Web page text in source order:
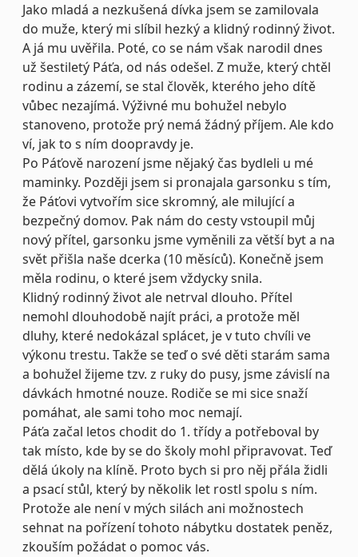
Jako mladá a nezkušená dívka jsem se zamilovala
do muže, který mi slíbil hezký a klidný rodinný život.
A já mu uvěřila. Poté, co se nám však narodil dnes
už šestiletý Páťa, od nás odešel. Z muže, který chtěl
rodinu a zázemí, se stal člověk, kterého jeho dítě
vůbec nezajímá. Výživné mu bohužel nebylo
stanoveno, protože prý nemá žádný příjem. Ale kdo
ví, jak to s ním doopravdy je.
Po Páťově narození jsme nějaký čas bydleli u mé
maminky. Později jsem si pronajala garsonku s tím,
že Páťovi vytvořím sice skromný, ale milující a
bezpečný domov. Pak nám do cesty vstoupil můj
nový přítel, garsonku jsme vyměnili za větší byt a na
svět přišla naše dcerka (10 měsíců). Konečně jsem
měla rodinu, o které jsem vždycky snila.
Klidný rodinný život ale netrval dlouho. Přítel
nemohl dlouhodobě najít práci, a protože měl
dluhy, které nedokázal splácet, je v tuto chvíli ve
výkonu trestu. Takže se teď o své děti starám sama
a bohužel žijeme tzv. z ruky do pusy, jsme závislí na
dávkách hmotné nouze. Rodiče se mi sice snaží
pomáhat, ale sami toho moc nemají.
Páťa začal letos chodit do 1. třídy a potřeboval by
tak místo, kde by se do školy mohl připravovat. Teď
dělá úkoly na klíně. Proto bych si pro něj přála židli
a psací stůl, který by několik let rostl spolu s ním.
Protože ale není v mých silách ani možnostech
sehnat na pořízení tohoto nábytku dostatek peněz,
zkouším požádat o pomoc vás.